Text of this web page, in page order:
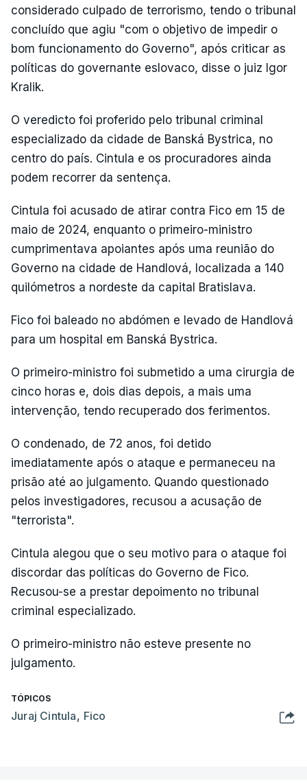
considerado culpado de terrorismo, tendo o tribunal
concluído que agiu "com o objetivo de impedir o
bom funcionamento do Governo", após criticar as
políticas do governante eslovaco, disse o juiz Igor
Kralik.
O veredicto foi proferido pelo tribunal criminal
especializado da cidade de Banská Bystrica, no
centro do país. Cintula e os procuradores ainda
podem recorrer da sentença.
Cintula foi acusado de atirar contra Fico em 15 de
maio de 2024, enquanto o primeiro-ministro
cumprimentava apoiantes após uma reunião do
Governo na cidade de Handlová, localizada a 140
quilómetros a nordeste da capital Bratislava.
Fico foi baleado no abdómen e levado de Handlová
para um hospital em Banská Bystrica.
O primeiro-ministro foi submetido a uma cirurgia de
cinco horas e, dois dias depois, a mais uma
intervenção, tendo recuperado dos ferimentos.
O condenado, de 72 anos, foi detido
imediatamente após o ataque e permaneceu na
prisão até ao julgamento. Quando questionado
pelos investigadores, recusou a acusação de
"terrorista".
Cintula alegou que o seu motivo para o ataque foi
discordar das políticas do Governo de Fico.
Recusou-se a prestar depoimento no tribunal
criminal especializado.
O primeiro-ministro não esteve presente no
julgamento.
TÓPICOS
Juraj Cintula, Fico